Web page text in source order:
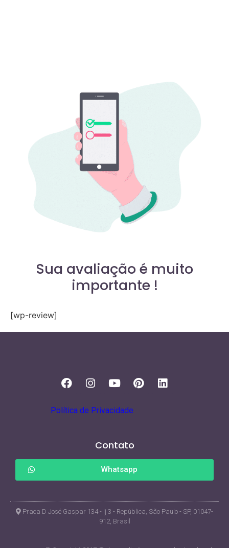
Sua avaliação é muito
importante !
[wp-review]
Política de Privacidade
Contato
Whatsapp
Praca D José Gaspar 134 - lj 3 - República, São Paulo - SP, 01047-
912, Brasil